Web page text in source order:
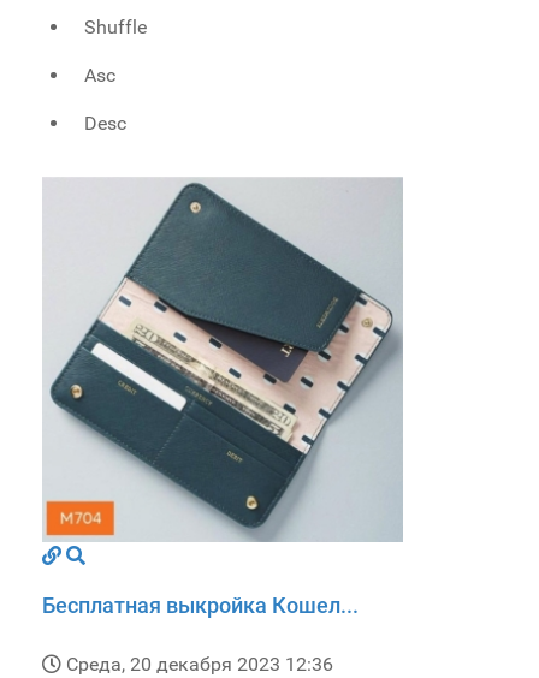
Shuffle
Asc
Desc
Бесплатная выкройка Кошел...
Среда, 20 декабря 2023 12:36